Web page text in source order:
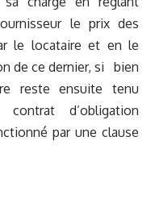
le prix des
le locataire et en le
de ce dernier, si bien
reste ensuite tenu
d’obligation
par une clause